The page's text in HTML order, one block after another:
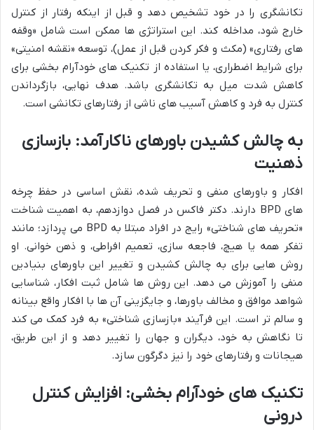
تکانشگری را در خود تشخیص دهد و قبل از اینکه رفتار از کنترل
خارج شود، مداخله کند. این استراتژی ها ممکن است شامل «وقفه
های رفتاری» (مکث و فکر کردن قبل از عمل)، توسعه «نقشه امنیتی»
برای شرایط اضطراری، یا استفاده از تکنیک های خودآرام بخشی برای
کاهش شدت میل به تکانشگری باشد. هدف نهایی، بازگرداندن
کنترل به فرد و کاهش آسیب های ناشی از رفتارهای تکانشی است.
به چالش کشیدن باورهای ناکارآمد: بازسازی
ذهنیت
افکار و باورهای منفی و تحریف شده، نقش اساسی در حفظ چرخه
های BPD دارند. دکتر فاکس در فصل دوازدهم، به اهمیت شناخت
«تحریف های شناختی» رایج در افراد مبتلا به BPD می پردازد؛ مانند
تفکر همه یا هیچ، فاجعه سازی، تعمیم افراطی، و ذهن خوانی. او
روش هایی برای به چالش کشیدن و تغییر این باورهای بنیادین
منفی را آموزش می دهد. این روش ها شامل ثبت افکار، شناسایی
شواهد موافق و مخالف باورها، و جایگزینی آن ها با افکار واقع بینانه
و سالم تر است. این فرآیند «بازسازی شناختی» به فرد کمک می کند
تا نگاهش به خود، دیگران و جهان را تغییر دهد و از این طریق،
هیجانات و رفتارهای خود را نیز دگرگون سازد.
تکنیک های خودآرام بخشی: افزایش کنترل
درونی